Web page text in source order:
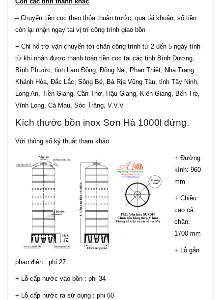
– Chuyển tiền cọc theo thỏa thuận trước, qua tài khoản, số tiền
còn lại nhận ngay tại vị trí công trình giao bồn
+ Chỉ hổ trợ vận chuyển tới chân công trình từ 2 đến 5 ngày tính
từ khi nhận được thanh toán tiền cọc tại các tỉnh Bình Dương,
Bình Phước, tỉnh Lam Đồng, Đồng Nai, Phan Thiết, Nha Trang
Khánh Hòa, Đắc Lắc, Sông Bé, Bà Rịa Vũng Tàu, tỉnh Tây Ninh,
Long An, Tiền Giang, Cần Thơ, Hậu Giang, Kiên Giang, Bến Tre,
Vĩnh Long, Cà Mau, Sóc Trăng, V.V.V
Kích thước bồn inox Sơn Hà 1000l đứng.
Với thông số kỷ thuật tham khảo
+ Đường
kính: 960
mm
+ Chiều
cao cả
chân:
1700 mm
+ Lỗ gắn
phao điện : phi 27.
+ Lỗ cấp nước vào bồn : phi 34
+ Lỗ cấp nước ra sử dụng : phi 60